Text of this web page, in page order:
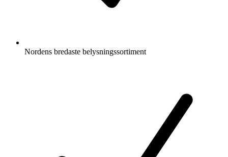
Nordens bredaste belysningssortiment